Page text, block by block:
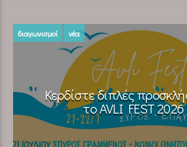
διαγωνισμοί νέα
Κερδίστε διπλές
το AVLI FEST 2026